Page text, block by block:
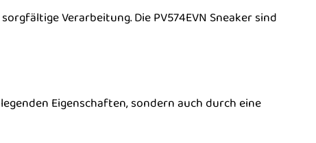
Verarbeitung. Die PV574EVN Sneaker sind
Eigenschaften, sondern auch durch eine